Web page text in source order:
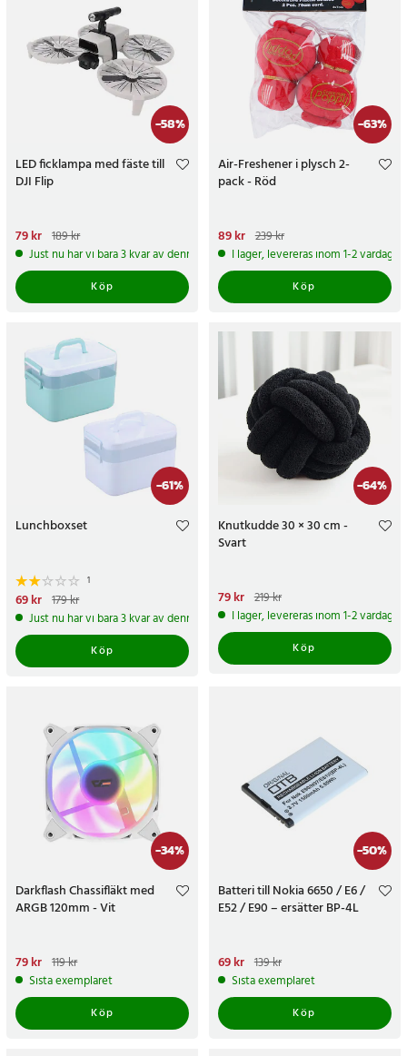
-58%
LED ficklampa med fäste till
DJI Flip
Nuvarande pris
pris:189 kr
79 kr 189 kr
Just nu har vi bara 3 kvar av denna produkt
Köp
-63%
Air-Freshener i plysch 2-
pack - Röd
Nuvarande pris
pris:239 kr
89 kr 239 kr
I lager, levereras inom 1-2 vardagar
Köp
-61%
Lunchboxset
1
Nuvarande pris
pris:179 kr
69 kr 179 kr
Just nu har vi bara 3 kvar av denna produkt
Köp
-64%
Knutkudde 30 × 30 cm -
Svart
Nuvarande pris
pris:219 kr
79 kr 219 kr
I lager, levereras inom 1-2 vardagar
Köp
-34%
Darkflash Chassifläkt med
ARGB 120mm - Vit
Nuvarande pris
pris:119 kr
79 kr 119 kr
Sista exemplaret
Köp
-50%
Batteri till Nokia 6650 / E6 /
E52 / E90 – ersätter BP-4L
Nuvarande pris
pris:139 kr
69 kr 139 kr
Sista exemplaret
Köp